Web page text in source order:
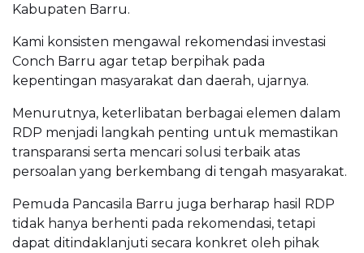
Kabupaten Barru.
Kami konsisten mengawal rekomendasi investasi
Conch Barru agar tetap berpihak pada
kepentingan masyarakat dan daerah, ujarnya.
Menurutnya, keterlibatan berbagai elemen dalam
RDP menjadi langkah penting untuk memastikan
transparansi serta mencari solusi terbaik atas
persoalan yang berkembang di tengah masyarakat.
Pemuda Pancasila Barru juga berharap hasil RDP
tidak hanya berhenti pada rekomendasi, tetapi
dapat ditindaklanjuti secara konkret oleh pihak